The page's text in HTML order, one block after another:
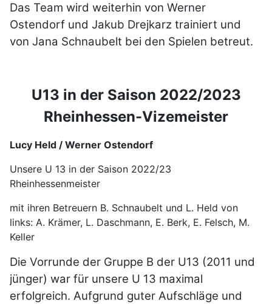
Das Team wird weiterhin von Werner
Ostendorf und Jakub Drejkarz trainiert und
von Jana Schnaubelt bei den Spielen betreut.
U13 in der Saison 2022/2023
Rheinhessen-Vizemeister
Lucy Held / Werner Ostendorf
Unsere U 13 in der Saison 2022/23
Rheinhessenmeister
mit ihren Betreuern B. Schnaubelt und L. Held von
links: A. Krämer, L. Daschmann, E. Berk, E. Felsch, M.
Keller
Die Vorrunde der Gruppe B der U13 (2011 und
jünger) war für unsere U 13 maximal
erfolgreich. Aufgrund guter Aufschläge und